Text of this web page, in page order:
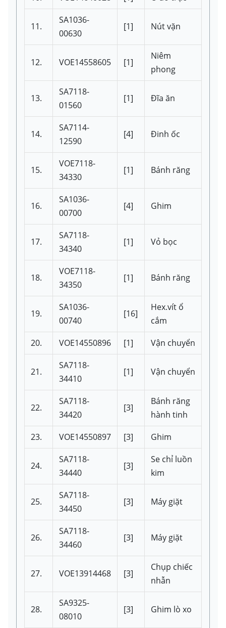
11.
SA1036-
00630
[1] Nút vặn
12. VOE14558605 [1]
Niêm
phong
13.
SA7118-
01560
[1] Đĩa ăn
14.
SA7114-
12590
[4] Đinh ốc
15.
VOE7118-
34330
[1] Bánh răng
16.
SA1036-
00700
[4] Ghim
17.
SA7118-
34340
[1] Vỏ bọc
18.
VOE7118-
34350
[1] Bánh răng
19.
SA1036-
00740
[16]
Hex.vít ổ
cắm
20.
VOE14550896 [1] Vận chuyển
21.
SA7118-
34410
[1] Vận chuyển
22.
SA7118-
34420
[3]
Bánh răng
hành tinh
23.
VOE14550897 [3] Ghim
24.
SA7118-
34440
[3]
Se chỉ luồn
kim
25.
SA7118-
34450
[3] Máy giặt
26.
SA7118-
34460
[3] Máy giặt
27. VOE13914468 [3]
Chụp chiếc
nhẫn
28.
SA9325-
08010
[3] Ghim lò xo